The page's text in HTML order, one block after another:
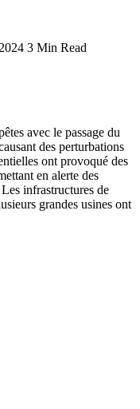
3 Min Read
avec le passage du
des perturbations
ont provoqué des
en alerte des
infrastructures de
grandes usines ont